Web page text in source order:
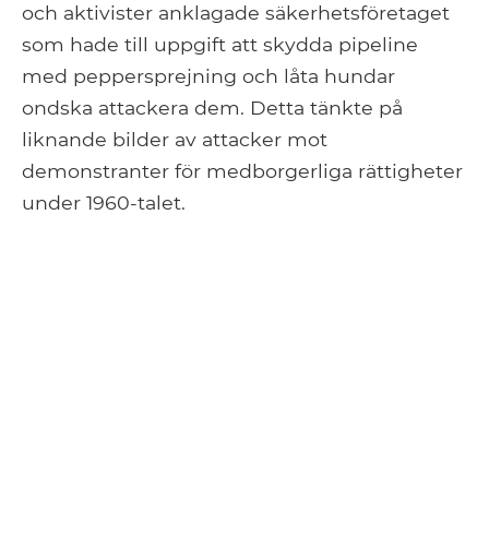
och aktivister anklagade säkerhetsföretaget
som hade till uppgift att skydda pipeline
med peppersprejning och låta hundar
ondska attackera dem. Detta tänkte på
liknande bilder av attacker mot
demonstranter för medborgerliga rättigheter
under 1960-talet.